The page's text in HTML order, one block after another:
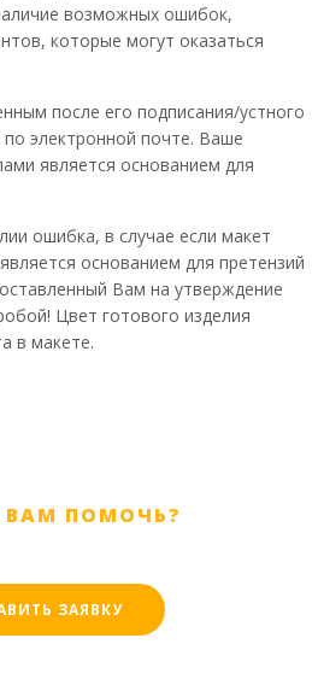
возможных ошибок,
которые могут оказаться
после его подписания/устного
электронной почте. Ваше
является основанием для
ошибка, в случае если макет
основанием для претензий
Вам на утверждение
Цвет готового изделия
в макете.
ПОМОЧЬ?
ЗАЯВКУ